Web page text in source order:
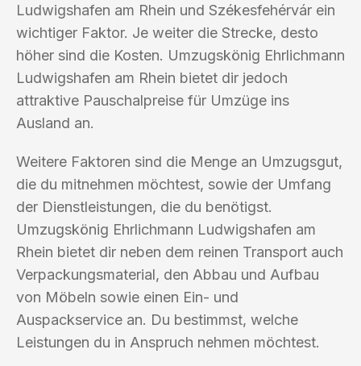
Ludwigshafen am Rhein und Székesfehérvár ein
wichtiger Faktor. Je weiter die Strecke, desto
höher sind die Kosten. Umzugskönig Ehrlichmann
Ludwigshafen am Rhein bietet dir jedoch
attraktive Pauschalpreise für Umzüge ins
Ausland an.
Weitere Faktoren sind die Menge an Umzugsgut,
die du mitnehmen möchtest, sowie der Umfang
der Dienstleistungen, die du benötigst.
Umzugskönig Ehrlichmann Ludwigshafen am
Rhein bietet dir neben dem reinen Transport auch
Verpackungsmaterial, den Abbau und Aufbau
von Möbeln sowie einen Ein- und
Auspackservice an. Du bestimmst, welche
Leistungen du in Anspruch nehmen möchtest.